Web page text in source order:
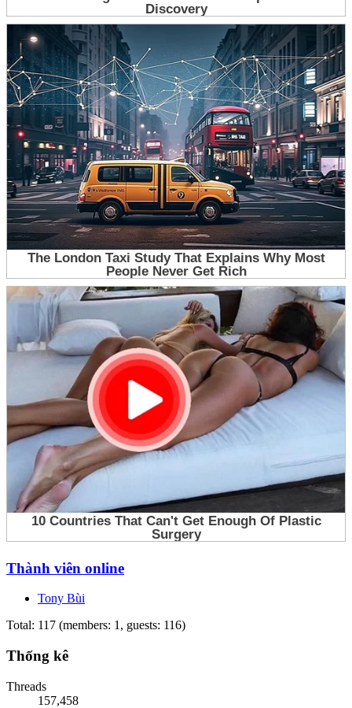
Thành viên online
Tony Bùi
Total: 117 (members: 1, guests: 116)
Thống kê
Threads
157,458